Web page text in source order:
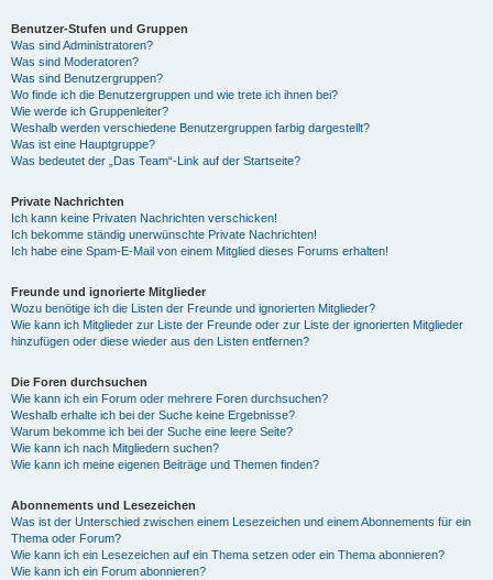
Benutzer-Stufen und Gruppen
Was sind Administratoren?
Was sind Moderatoren?
Was sind Benutzergruppen?
Wo finde ich die Benutzergruppen und wie trete ich ihnen bei?
Wie werde ich Gruppenleiter?
Weshalb werden verschiedene Benutzergruppen farbig dargestellt?
Was ist eine Hauptgruppe?
Was bedeutet der „Das Team“-Link auf der Startseite?
Private Nachrichten
Ich kann keine Privaten Nachrichten verschicken!
Ich bekomme ständig unerwünschte Private Nachrichten!
Ich habe eine Spam-E-Mail von einem Mitglied dieses Forums erhalten!
Freunde und ignorierte Mitglieder
Wozu benötige ich die Listen der Freunde und ignorierten Mitglieder?
Wie kann ich Mitglieder zur Liste der Freunde oder zur Liste der ignorierten Mitglieder
hinzufügen oder diese wieder aus den Listen entfernen?
Die Foren durchsuchen
Wie kann ich ein Forum oder mehrere Foren durchsuchen?
Weshalb erhalte ich bei der Suche keine Ergebnisse?
Warum bekomme ich bei der Suche eine leere Seite?
Wie kann ich nach Mitgliedern suchen?
Wie kann ich meine eigenen Beiträge und Themen finden?
Abonnements und Lesezeichen
Was ist der Unterschied zwischen einem Lesezeichen und einem Abonnements für ein
Thema oder Forum?
Wie kann ich ein Lesezeichen auf ein Thema setzen oder ein Thema abonnieren?
Wie kann ich ein Forum abonnieren?